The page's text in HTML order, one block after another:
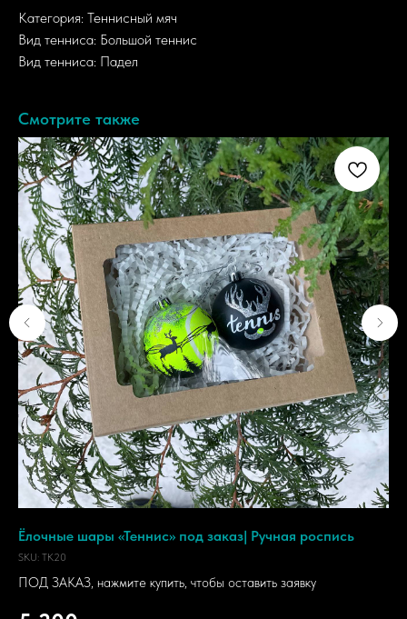
Категория: Теннисный мяч
Вид тенниса: Большой теннис
Вид тенниса: Падел
Смотрите также
Ёлочные шары «Теннис» под заказ| Ручная роспись
SKU: TK20
ПОД ЗАКАЗ, нажмите купить, чтобы оставить заявку